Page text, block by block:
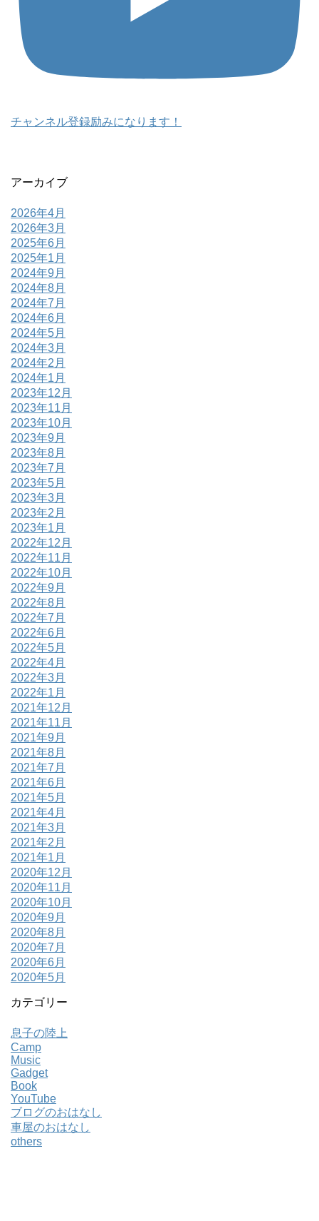
チャンネル登録励みになります！
アーカイブ
2026年4月
2026年3月
2025年6月
2025年1月
2024年9月
2024年8月
2024年7月
2024年6月
2024年5月
2024年3月
2024年2月
2024年1月
2023年12月
2023年11月
2023年10月
2023年9月
2023年8月
2023年7月
2023年5月
2023年3月
2023年2月
2023年1月
2022年12月
2022年11月
2022年10月
2022年9月
2022年8月
2022年7月
2022年6月
2022年5月
2022年4月
2022年3月
2022年1月
2021年12月
2021年11月
2021年9月
2021年8月
2021年7月
2021年6月
2021年5月
2021年4月
2021年3月
2021年2月
2021年1月
2020年12月
2020年11月
2020年10月
2020年9月
2020年8月
2020年7月
2020年6月
2020年5月
カテゴリー
息子の陸上
Camp
Music
Gadget
Book
YouTube
ブログのおはなし
車屋のおはなし
others